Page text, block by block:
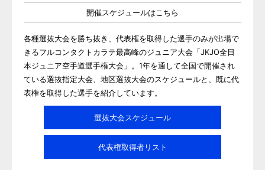
開催スケジュールはこちら
各種選抜大会を勝ち抜き、代表権を取得した選手のみが出場で
きるフルコンタクトカラテ最高峰のジュニア大会「JKJO全日
本ジュニア空手道選手権大会」。1年を通して全国で開催され
ている選抜指定大会、地区選抜大会のスケジュールと、既に代
表権を取得した選手を紹介しています。
選抜大会スケジュール
代表権取得者リスト